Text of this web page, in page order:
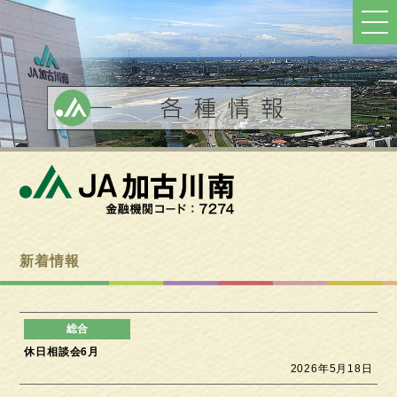
新着情報
休日相談会6月
2026年5月18日